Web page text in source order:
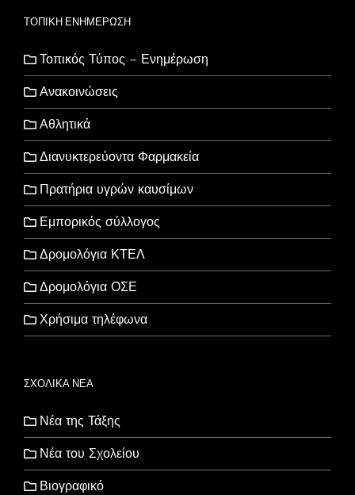
ΤΟΠΙΚΗ ΕΝΗΜΕΡΩΣΗ
Τοπικός Τύπος – Ενημέρωση
Ανακοινώσεις
Αθλητικά
Διανυκτερεύοντα Φαρμακεία
Πρατήρια υγρών καυσίμων
Εμπορικός σύλλογος
Δρομολόγια ΚΤΕΛ
Δρομολόγια ΟΣΕ
Χρήσιμα τηλέφωνα
ΣΧΟΛΙΚΑ ΝΕΑ
Νέα της Τάξης
Νέα του Σχολείου
Βιογραφικό